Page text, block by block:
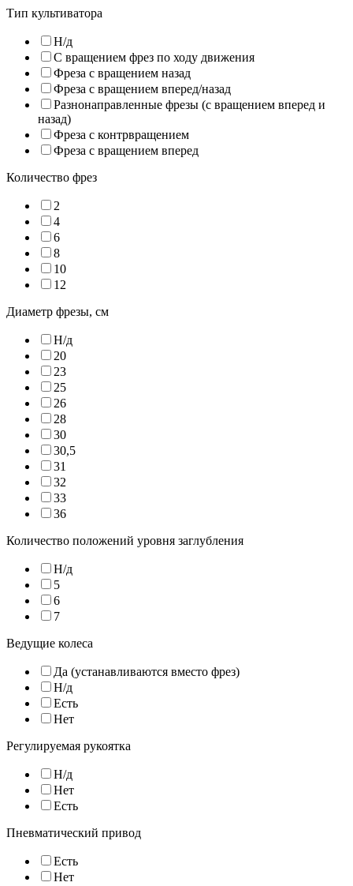
Тип культиватора
Н/д
С вращением фрез по ходу движения
Фреза с вращением назад
Фреза с вращением вперед/назад
Разнонаправленные фрезы (с вращением вперед и
назад)
Фреза с контрвращением
Фреза с вращением вперед
Количество фрез
2
4
6
8
10
12
Диаметр фрезы, см
Н/д
20
23
25
26
28
30
30,5
31
32
33
36
Количество положений уровня заглубления
Н/д
5
6
7
Ведущие колеса
Да (устанавливаются вместо фрез)
Н/д
Есть
Нет
Регулируемая рукоятка
Н/д
Нет
Есть
Пневматический привод
Есть
Нет